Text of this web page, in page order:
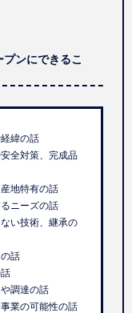
ンにできるこ
緯の話
全対策、完成品
地特有の話
ニーズの話
い技術、継承の
話
調達の話
業の可能性の話